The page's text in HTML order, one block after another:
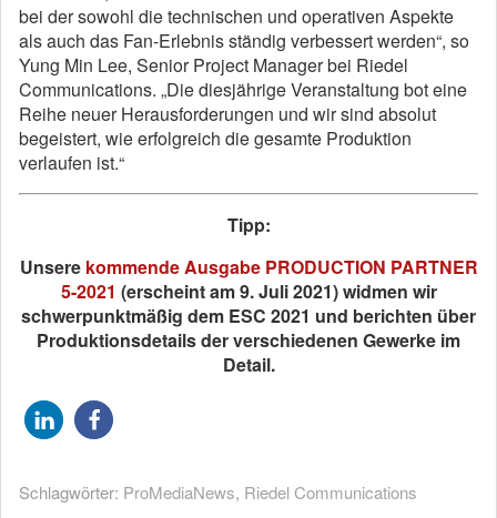
bei der sowohl die technischen und operativen Aspekte
als auch das Fan-Erlebnis ständig verbessert werden“, so
Yung Min Lee, Senior Project Manager bei Riedel
Communications. „Die diesjährige Veranstaltung bot eine
Reihe neuer Herausforderungen und wir sind absolut
begeistert, wie erfolgreich die gesamte Produktion
verlaufen ist.“
Tipp:
Unsere kommende Ausgabe PRODUCTION PARTNER
5-2021 (erscheint am 9. Juli 2021) widmen wir
schwerpunktmäßig dem ESC 2021 und berichten über
Produktionsdetails der verschiedenen Gewerke im
Detail.
Schlagwörter: ProMediaNews, Riedel Communications